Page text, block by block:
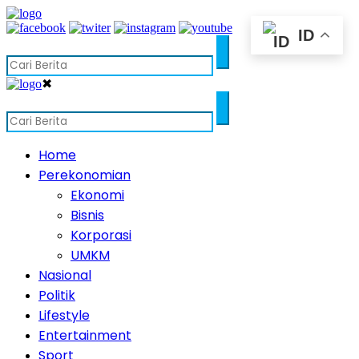
✖
Home
Perekonomian
Ekonomi
Bisnis
Korporasi
UMKM
Nasional
Politik
Lifestyle
Entertainment
ID